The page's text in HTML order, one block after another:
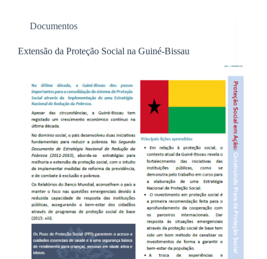
Documentos
Extensão da Proteção Social na Guiné-Bissau